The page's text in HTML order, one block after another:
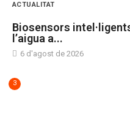
ACTUALITAT
Biosensors
l’aigua a...
6 d'agost de 2026
3